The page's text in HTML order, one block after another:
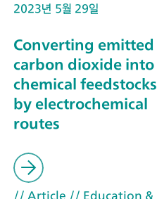
2023년 5월 29일
Converting emitted
carbon dioxide into
chemical feedstocks
by electrochemical
routes
// Article // Education &